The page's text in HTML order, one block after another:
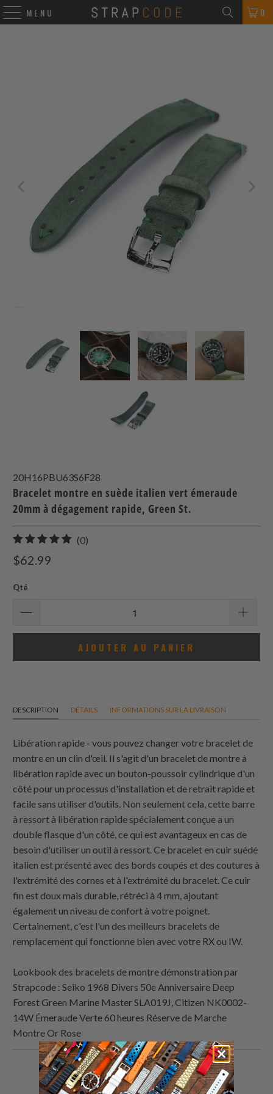
MENU 0
20H16PBU63S6F28
Bracelet montre en suède italien vert émeraude
20mm à dégagement rapide, Green St.
(0)
$62.99
Qté
AJOUTER AU PANIER
DESCRIPTION DÉTAILS INFORMATIONS SUR LA LIVRAISON
Libération rapide - vous pouvez changer votre bracelet de
montre en un clin d'œil. Il s'agit d'un bracelet de montre à
libération rapide avec un bouton-poussoir cylindrique d'un
côté pour un processus d'installation et de retrait rapide et
facile sans utiliser d'outils. Non seulement cela, cette barre
à ressort à libération rapide spécialement conçue a un
double flasque d'un côté, ce qui est avantageux en cas de
besoin d'utiliser un outil à ressort. Ce bracelet en cuir suédé
italien est présenté avec des bords coupés et des coutures à
l'extrémité des cornes et à l'extrémité du bracelet. Ce cuir
fin est doux mais durable, rétréci à 4 mm, ajoutant
également un niveau de confort à votre poignet.
Certainement, c'est l'un des meilleurs bracelets de
remplacement qui fonctionne bien avec votre RX ou IW.
Lookbook des bracelets de montre démonstration par
Strapcode : Seiko 1968 Divers 50e Anniversaire Deep
Forest Green Marine Master SLA019J, Citizen NK0002-
14W Émeraude Verte 60 heures Réserve de Marche
Montre Or Rose
Partagez
ceci
Partager
ceci
Partagez
ceci
Email
ceci